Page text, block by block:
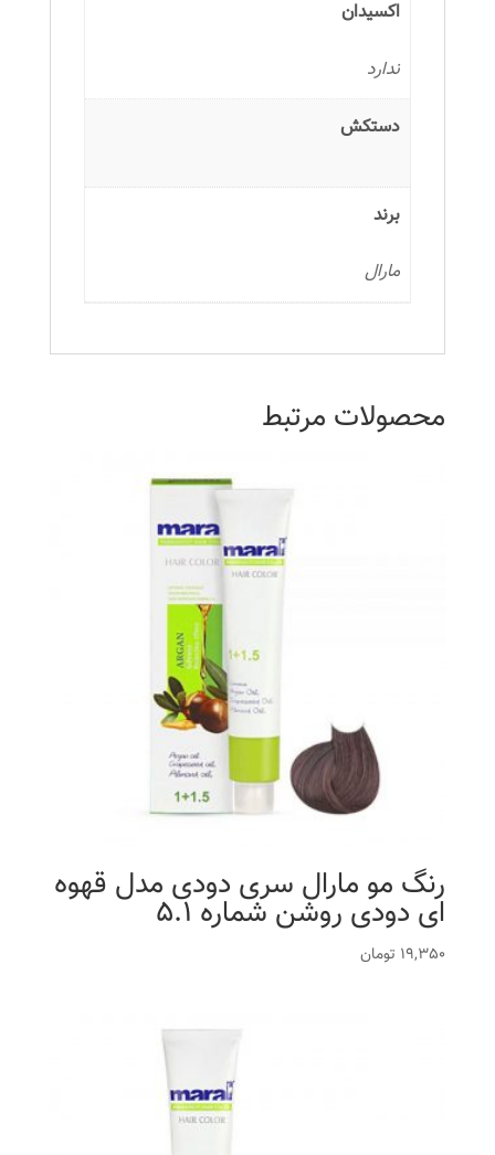
اکسیدان
ندارد
دستکش
برند
مارال
محصولات مرتبط
رنگ مو مارال سری دودی مدل قهوه
ای دودی روشن شماره 5.1
19,350 تومان